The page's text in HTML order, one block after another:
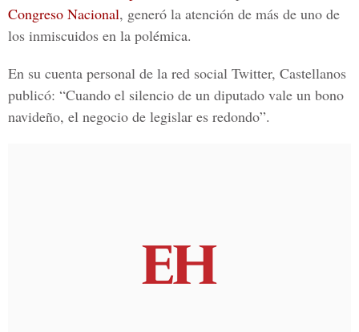
Congreso Nacional, generó la atención de más de uno de
los inmiscuidos en la polémica.
En su cuenta personal de la red social Twitter, Castellanos
publicó: “Cuando el silencio de un diputado vale un bono
navideño, el negocio de legislar es redondo”.